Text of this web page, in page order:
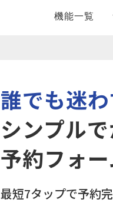
機能一覧
誰でも迷
シンプル
予約フォ
最短7タップで予約